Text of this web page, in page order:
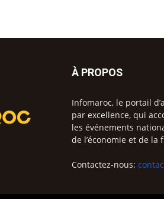
À PROPOS
Infomaroc, le portail
par excellence, qui
les événements
de l’économie et de la
Contactez-nous: